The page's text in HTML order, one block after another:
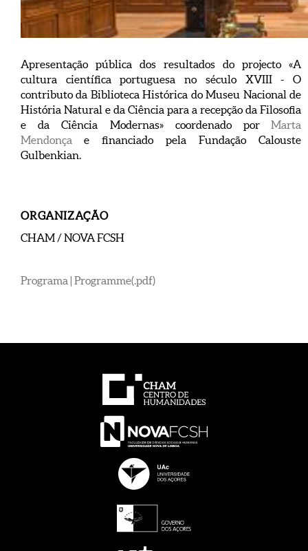
Apresentação pública dos resultados do projecto «A
cultura científica portuguesa no século XVIII - O
contributo da Biblioteca Histórica do Museu Nacional de
História Natural e da Ciência para a recepção da Filosofia
e da Ciência Modernas» coordenado por Marta
Mendonça e financiado pela Fundação Calouste
Gulbenkian.
ORGANIZAÇÃO
CHAM / NOVA FCSH
Programa | Programme(.pdf)